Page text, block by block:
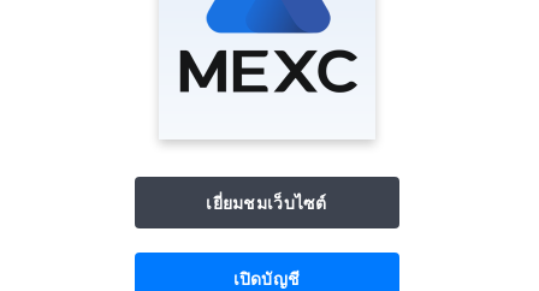
เยี่ยมชมเว็บไซต์
เปิดบัญชี